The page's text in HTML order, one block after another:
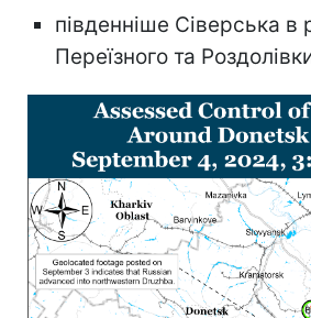
південніше Сіверська в
Переїзного та